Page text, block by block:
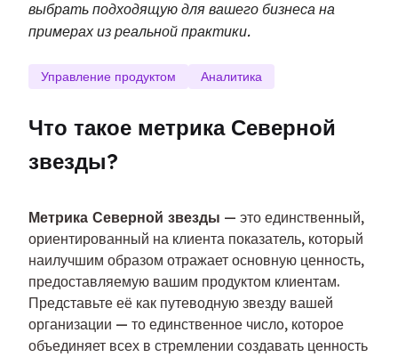
выбрать подходящую для вашего бизнеса на
примерах из реальной практики.
Управление продуктом Аналитика
Что такое метрика Северной
звезды?
Метрика Северной звезды — это единственный,
ориентированный на клиента показатель, который
наилучшим образом отражает основную ценность,
предоставляемую вашим продуктом клиентам.
Представьте её как путеводную звезду вашей
организации — то единственное число, которое
объединяет всех в стремлении создавать ценность